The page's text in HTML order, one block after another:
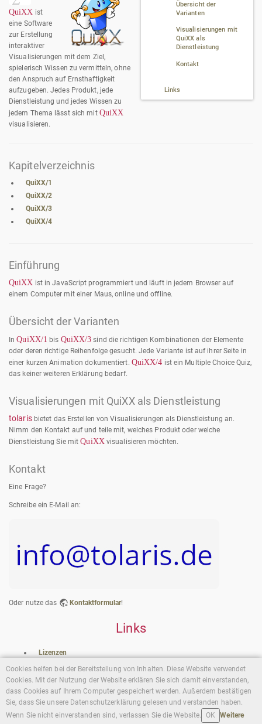
Übersicht der
Varianten
Visualisierungen mit
QuiXX als
Dienstleistung
Kontakt
Links
QuiXX ist
eine Software
zur Erstellung
interaktiver
Visualisierungen mit dem Ziel,
spielerisch Wissen zu vermitteln, ohne
den Anspruch auf Ernsthaftigkeit
aufzugeben. Jedes Produkt, jede
Dienstleistung und jedes Wissen zu
jedem Thema lässt sich mit QuiXX
visualisieren.
Kapitelverzeichnis
QuiXX/1
QuiXX/2
QuiXX/3
QuiXX/4
Einführung
QuiXX ist in JavaScript programmiert und läuft in jedem Browser auf
einem Computer mit einer Maus, online und offline.
Übersicht der Varianten
InQuiXX/1 bis QuiXX/3 sind die richtigen Kombinationen der Elemente
oder deren richtige Reihenfolge gesucht. Jede Variante ist auf ihrer Seite in
einer kurzen Animation dokumentiert. QuiXX/4 ist ein Multiple Choice Quiz,
das keiner weiteren Erklärung bedarf.
Visualisierungen mit QuiXX als Dienstleistung
tolarisbietet das Erstellen von Visualisierungen als Dienstleistung an.
Nimm den Kontakt auf und teile mit, welches Produkt oder welche
Dienstleistung Sie mitQuiXXvisualisieren möchten.
Kontakt
Eine Frage?
Schreibe ein E-Mail an:
Oder nutze das Kontaktformular!
Links
Lizenzen
Cookies helfen bei der Bereitstellung von Inhalten. Diese Website verwendet
Cookies. Mit der Nutzung der Website erklären Sie sich damit einverstanden,
dass Cookies auf Ihrem Computer gespeichert werden. Außerdem bestätigen
Sie, dass Sie unsere Datenschutzerklärung gelesen und verstanden haben.
Wenn Sie nicht einverstanden sind, verlassen Sie die Website.
OK Weitere
Zuletzt geändert:2024/05/03 17:26 vonwh